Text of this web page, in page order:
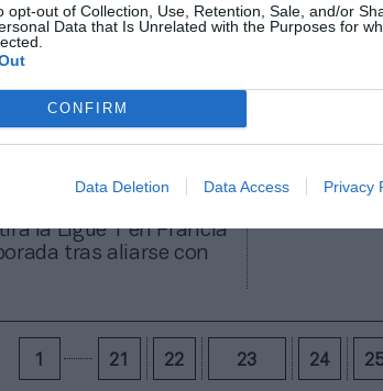
opt-out of Collection, Use, Retention, Sale, and/or
Data that Is Unrelated with the Purposes for
CONFIRM
Data Deletion Data Access Privacy
la Ligue 1 en Francia
tras aliarse con
21 22 23 24 25